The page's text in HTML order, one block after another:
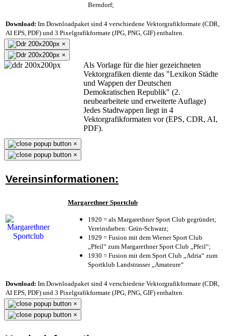
Berndorf;
Download: Im Downloadpaket sind 4 verschiedene Vektorgrafikformate (CDR,
AI EPS, PDF) und 3 Pixelgrafikformate (JPG, PNG, GIF) enthalten.
×
×
Als Vorlage für die hier gezeichneten
Vektorgrafiken diente das "Lexikon Städte
und Wappen der Deutschen
Demokratischen Republik" (2.
neubearbeitete und erweiterte Auflage)
Jedes Stadtwappen liegt in 4
Vektorgrafikformaten vor (EPS, CDR, AI,
PDF).
×
×
Vereinsinformationen:
Margarethner Sportclub
1920 = als Margarethner Sport Club gegründet;
Vereinsfarben: Grün-Schwarz;
1929 = Fusion mit dem Wiener Sport Club
„Pfeil“ zum Margarethner Sport Club „Pfeil“;
1930 = Fusion mit dem Sport Club „Adria“ zum
Sportklub Landstrasser „Amateure“
Download: Im Downloadpaket sind 4 verschiedene Vektorgrafikformate (CDR,
AI EPS, PDF) und 3 Pixelgrafikformate (JPG, PNG, GIF) enthalten.
×
×